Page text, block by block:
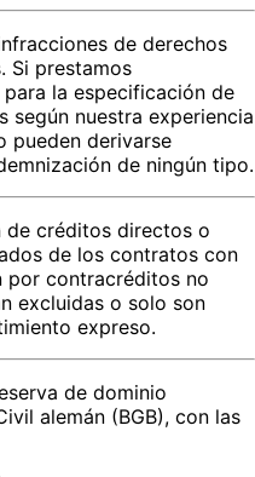
de derechos
Si prestamos
la especificación de
según nuestra experiencia
pueden derivarse
de ningún tipo.
de créditos directos o
de los contratos con
por contracréditos no
excluidas o solo son
expreso.
de dominio
alemán (BGB), con las